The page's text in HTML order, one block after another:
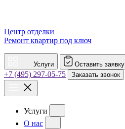
Центр отделки
Ремонт квартир под ключ
Услуги Оставить заявку
+7 (495) 297-05-75
Заказать звонок
Услуги
О нас